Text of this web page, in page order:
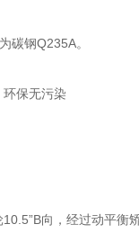
碳钢Q235A。
保无污染
向，经过动平衡